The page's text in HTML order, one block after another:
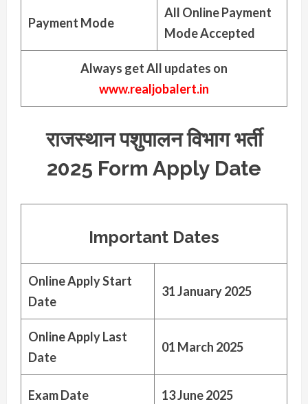
Payment Mode
All Online Payment
Mode Accepted
Always get All updates on
www.realjobalert.in
राजस्थान पशुपालन विभाग भर्ती
2025 Form Apply Date
Important Dates
Online Apply Start
Date
31 January 2025
Online Apply Last
Date
01 March 2025
Exam Date 13 June 2025